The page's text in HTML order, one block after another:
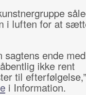
i luften for at
ende
ikke rent
til
i Information.